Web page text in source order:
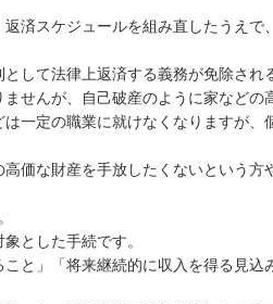
済スケジュールを組み直したうえで
して法律上返済する義務が免除され
せんが、自己破産のように家などの
一定の職業に就けなくなりますが
価な財産を手放したくないという方
とした手続です。
と」「将来継続的に収入を得る見